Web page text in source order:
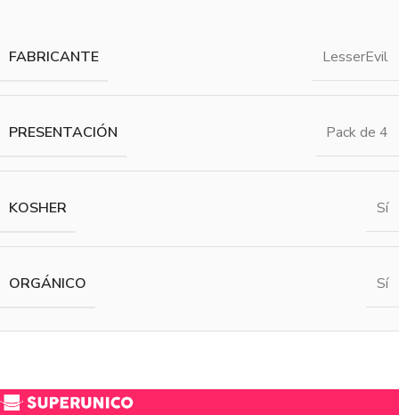
FABRICANTE LesserEvil
PRESENTACIÓN Pack de 4
KOSHER Sí
ORGÁNICO Sí